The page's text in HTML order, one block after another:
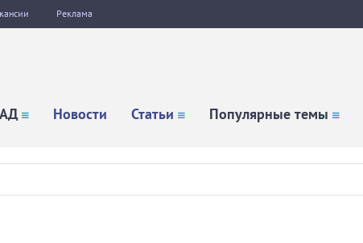
Реклама
Новости Статьи Популярные темы